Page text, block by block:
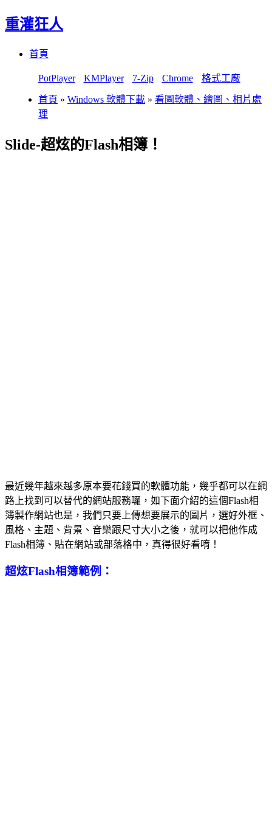
重灌狂人
首頁
PotPlayer KMPlayer 7-Zip Chrome 格式工廠
首頁 » Windows 軟體下載 » 看圖軟體、繪圖、相片處
理
Slide-超炫的Flash相簿！
最近幾年越來越多原本要花錢買的軟體功能，幾乎都可以在網
路上找到可以替代的網站服務囉，如下面介紹的這個Flash相
簿製作網站也是，我們只要上傳想要展示的圖片，選好外框、
風格、主題、背景、音樂跟尺寸大小之後，就可以把他作成
Flash相簿、貼在網站或部落格中，真得很好看唷！
超炫Flash相簿範例：